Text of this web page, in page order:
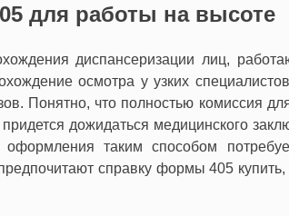
для работы на высоте
диспансеризации лиц,
осмотра у узких
Понятно, что полностью комиссия
дожидаться медицинского
таким способом
справку формы 405